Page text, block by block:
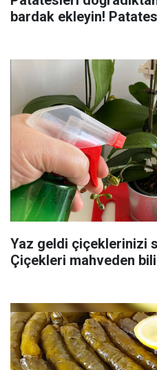
bardak ekleyin!
Yaz geldi çiçeklerinizi
Çiçekleri mahveden